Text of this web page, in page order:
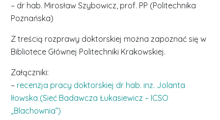
– dr hab. Mirosław Szybowicz, prof. PP (Politechnika
Poznańska)
Z treścią rozprawy doktorskiej można zapoznać się w
Bibliotece Głównej Politechniki Krakowskiej.
Załączniki:
– recenzja pracy doktorskiej dr hab. inż. Jolanta
Iłowska (Sieć Badawcza Łukasiewicz – ICSO
„Blachownia”)